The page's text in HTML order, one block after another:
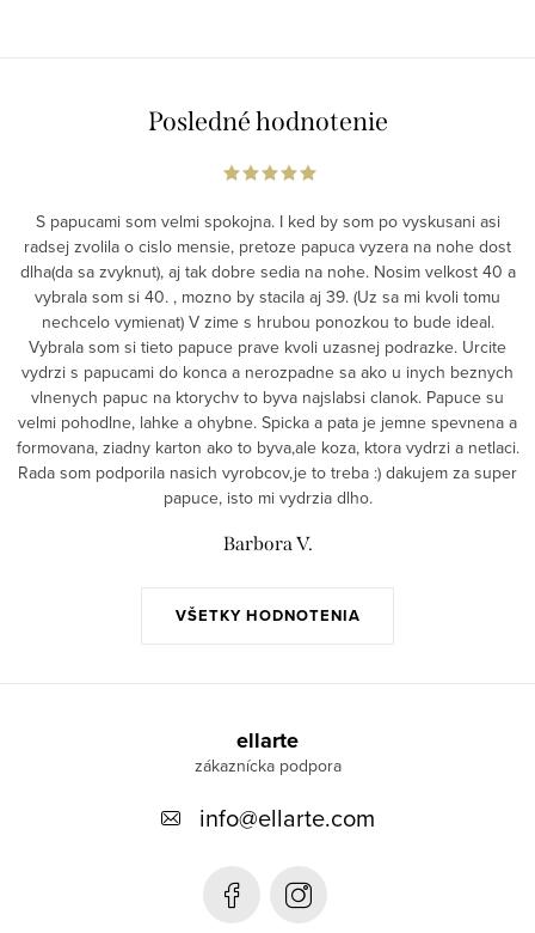
Posledné hodnotenie
VŠETKY HODNOTENIA
S papucami som velmi spokojna. I ked by som po vyskusani asi
radsej zvolila o cislo mensie, pretoze papuca vyzera na nohe dost
dlha(da sa zvyknut), aj tak dobre sedia na nohe. Nosim velkost 40 a
vybrala som si 40. , mozno by stacila aj 39. (Uz sa mi kvoli tomu
nechcelo vymienat) V zime s hrubou ponozkou to bude ideal.
Vybrala som si tieto papuce prave kvoli uzasnej podrazke. Urcite
vydrzi s papucami do konca a nerozpadne sa ako u inych beznych
vlnenych papuc na ktorychv to byva najslabsi clanok. Papuce su
velmi pohodlne, lahke a ohybne. Spicka a pata je jemne spevnena a
formovana, ziadny karton ako to byva,ale koza, ktora vydrzi a netlaci.
Rada som podporila nasich vyrobcov,je to treba :) dakujem za super
papuce, isto mi vydrzia dlho.
Barbora V.
ellarte
info@ellarte.com